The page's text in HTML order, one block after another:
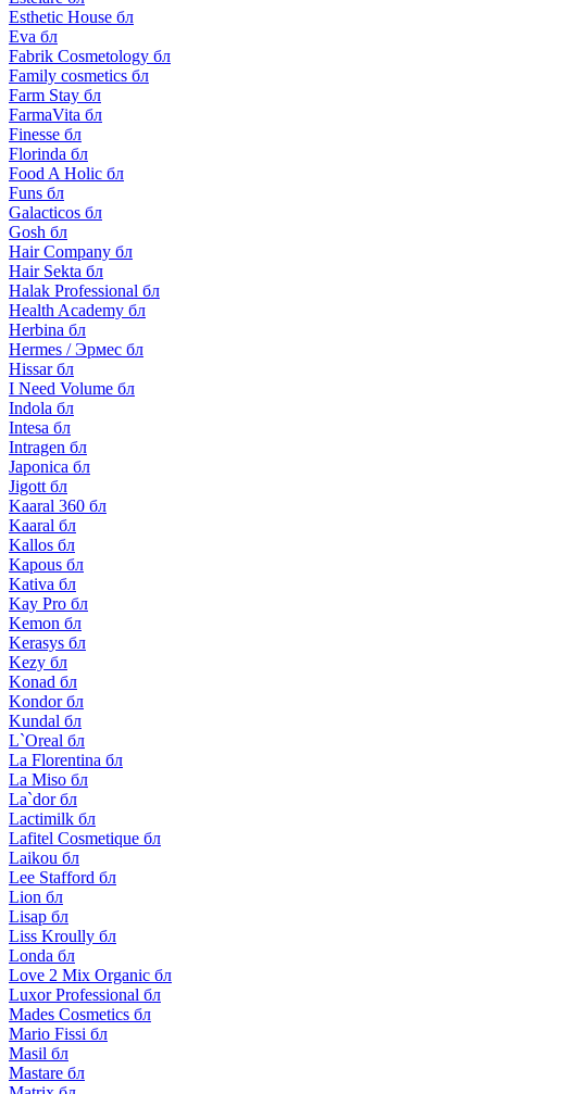
Esthetic House бл
Eva бл
Fabrik Cosmetology бл
Family cosmetics бл
Farm Stay бл
FarmaVita бл
Finesse бл
Florinda бл
Food A Holic бл
Funs бл
Galacticos бл
Gosh бл
Hair Company бл
Hair Sekta бл
Halak Professional бл
Health Academy бл
Herbina бл
Hermes / Эрмес бл
Hissar бл
I Need Volume бл
Indola бл
Intesa бл
Intragen бл
Japonica бл
Jigott бл
Kaaral 360 бл
Kaaral бл
Kallos бл
Kapous бл
Kativa бл
Kay Pro бл
Kemon бл
Kerasys бл
Kezy бл
Konad бл
Kondor бл
Kundal бл
L`Oreal бл
La Florentina бл
La Miso бл
La`dor бл
Lactimilk бл
Lafitel Cosmetique бл
Laikou бл
Lee Stafford бл
Lion бл
Lisap бл
Liss Kroully бл
Londa бл
Love 2 Mix Organic бл
Luxor Professional бл
Mades Cosmetics бл
Mario Fissi бл
Masil бл
Mastare бл